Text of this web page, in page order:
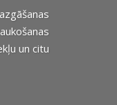
un citu